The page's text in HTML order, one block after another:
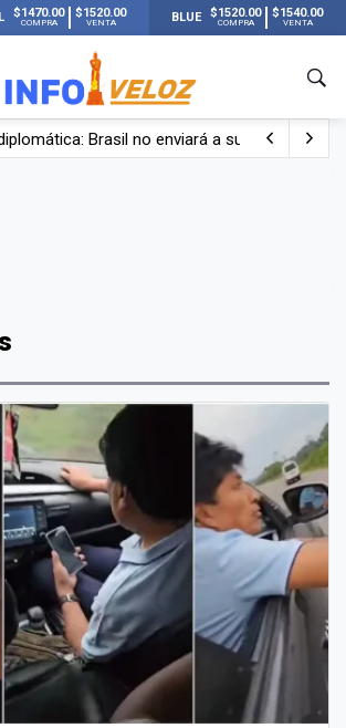
$1470.00
COMPRA
$1520.00
VENTA BLUE $1520.00
COMPRA
$1540.00
VENTA
Brasil no enviará a su embajador